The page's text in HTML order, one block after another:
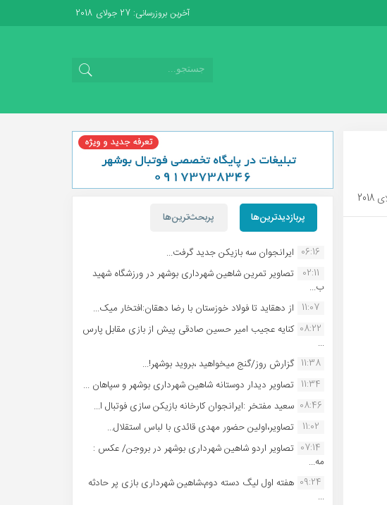
آخرین بروزرسانی: 27 جولای 2018
پربازدیدترین‌ها پربحث‌ترین‌ها
06:16 ایرانجوان سه بازیکن جدید گرفت...
02:11
تصاویر تمرین شاهین شهردارى بوشهر در ورزشگاه شهید
ب...
11:07 از دهقاید تا فولاد خوزستان با رضا دهقان:افتخار میک...
08:22 کنایه عجیب امیر حسین صادقی پیش از بازی مقابل پارس
...
11:38 گزارش روز/گنج میخواهید ،بروید بوشهر!...
11:34 تصاویر دیدار دوستانه شاهین شهردارى بوشهر و سپاهان ...
08:46 سعید مفتخر :ایرانجوان کارخانه بازیکن سازی فوتبال ا...
11:02
تصاویر،اولین حضور مهدی قائدی با لباس استقلال...
07:14 تصاویر اردو شاهین شهرداری بوشهر در بروجن/ عکس :
مه...
09:24 هفته اول لیگ دسته دوم،شاهین شهرداری بازی پر حادثه
...